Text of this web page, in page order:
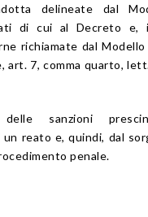
delineate dal
di cui al Decreto e,
richiamate dal Modello
art. 7, comma quarto,
delle sanzioni
un reato e, quindi, dal
penale.